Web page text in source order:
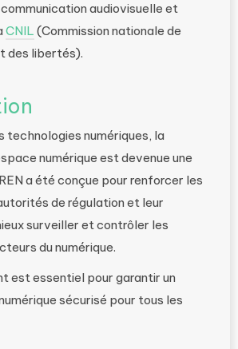
audiovisuelle et
CNIL (Commission nationale de
des libertés).
technologies numériques, la
numérique est devenue une
a été conçue pour renforcer les
de régulation et leur
surveiller et contrôler les
du numérique.
est essentiel pour garantir un
sécurisé pour tous les